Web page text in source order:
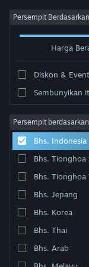
Login
Tentang
Bantuan
Ubah bahasa
Dapatkan Aplikasi
Lihat situs web
Persempit
Harga
Diskon & Event
Sembunyikan
Persempit
Bhs. Indonesia
Bhs. Tionghoa
Bhs. Tionghoa
Bhs. Jepang
Bhs. Korea
Bhs. Thai
Bhs. Arab
Pengembang:
Berdasarkan Relevansi
0 hasil cocok dengan
berdasarkan